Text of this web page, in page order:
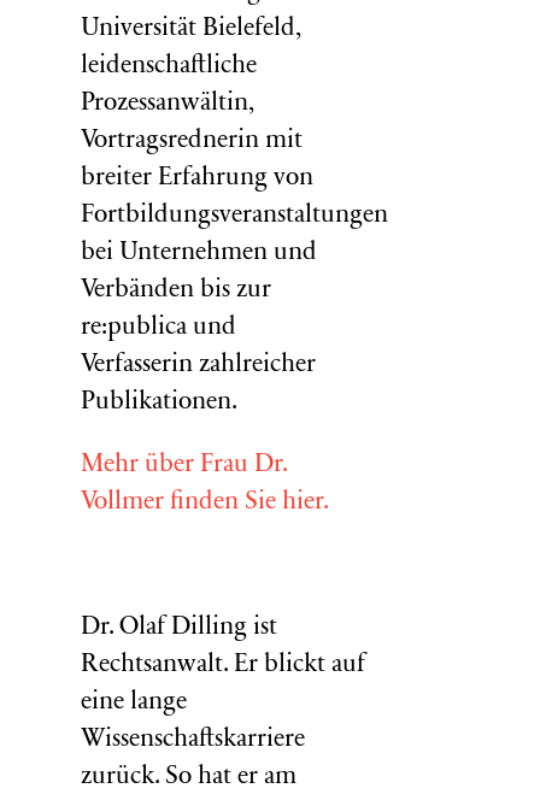
Universität Bielefeld,
leidenschaftliche
Prozessanwältin,
Vortragsrednerin mit
breiter Erfahrung von
Fortbildungsveranstaltungen
bei Unternehmen und
Verbänden bis zur
re:publica und
Verfasserin zahlreicher
Publikationen.
Mehr über Frau Dr.
Vollmer finden Sie hier.
Dr. Olaf Dilling ist
Rechtsanwalt. Er blickt auf
eine lange
Wissenschaftskarriere
zurück. So hat er am